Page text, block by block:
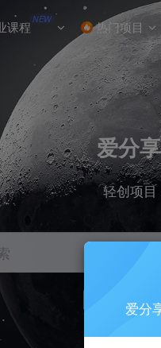
课程 NEW 热门项目
爱分
轻创项
挂机
爱分